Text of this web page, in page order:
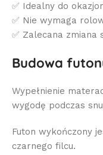
✅ Idealny do
✅ Nie wymaga
✅ Zalecana zmiana
Budowa
Wypełnienie
wygodę podczas
Futon wykończony
czarnego filcu.